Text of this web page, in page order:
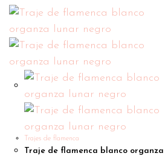
Trajes de flamenca
Traje de flamenca blanco organza